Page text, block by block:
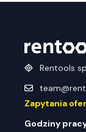
Rentools
Zapytania
Godziny